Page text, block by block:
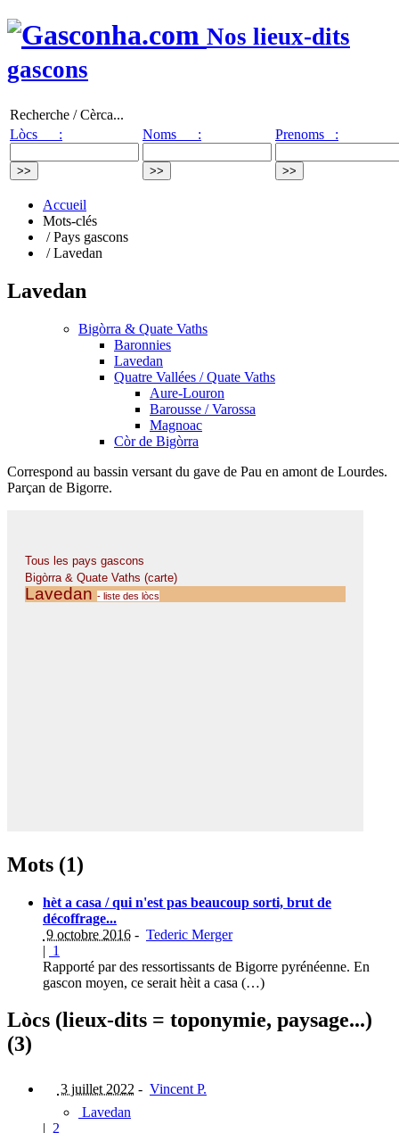
Nos lieux-dits
gascons
Recherche / Cèrca...
Lòcs :
Noms : Prenoms :
Accueil
Mots-clés
/ Pays gascons
/ Lavedan
Lavedan
Bigòrra & Quate Vaths
Baronnies
Lavedan
Quatre Vallées / Quate Vaths
Aure-Louron
Barousse / Varossa
Magnoac
Còr de Bigòrra
Correspond au bassin versant du gave de Pau en amont de Lourdes.
Parçan de Bigorre.
Mots (1)
hèt a casa / qui n'est pas beaucoup sorti, brut de
décoffrage...
9 octobre 2016 - Tederic Merger
| 1
Rapporté par des ressortissants de Bigorre pyrénéenne. En
gascon moyen, ce serait hèit a casa (…)
Lòcs (lieux-dits = toponymie, paysage...)
(3)
3 juillet 2022 - Vincent P.
Lavedan
| 2